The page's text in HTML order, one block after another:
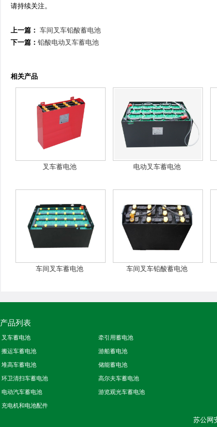
请持续关注。
上一篇： 车间叉车铅酸蓄电池
下一篇： 铅酸电动叉车蓄电池
相关产品
叉车蓄电池 电动叉车蓄电池
车间叉车蓄电池 车间叉车铅酸蓄电池
产品列表
叉车蓄电池
牵引用蓄电池
搬运车蓄电池
游船蓄电池
堆高车蓄电池
储能蓄电池
环卫清扫车蓄电池
高尔夫车蓄电池
电动汽车蓄电池
游览观光车蓄电池
充电机和电池配件
苏公网